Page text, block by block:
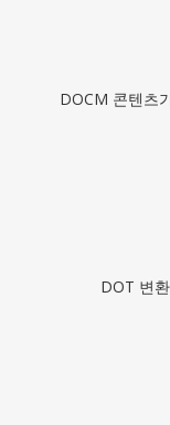
DOCM 콘텐츠
DOT 변